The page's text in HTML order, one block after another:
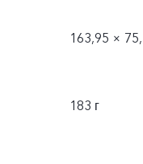
163,95 ×
183 г